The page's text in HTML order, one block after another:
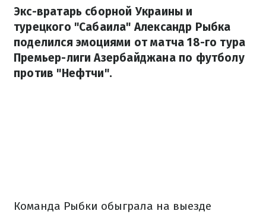
Экс-вратарь сборной Украины и
турецкого "Сабаила" Александр Рыбка
поделился эмоциями от матча 18-го тура
Премьер-лиги Азербайджана по футболу
против "Нефтчи".
Команда Рыбки обыграла на выезде